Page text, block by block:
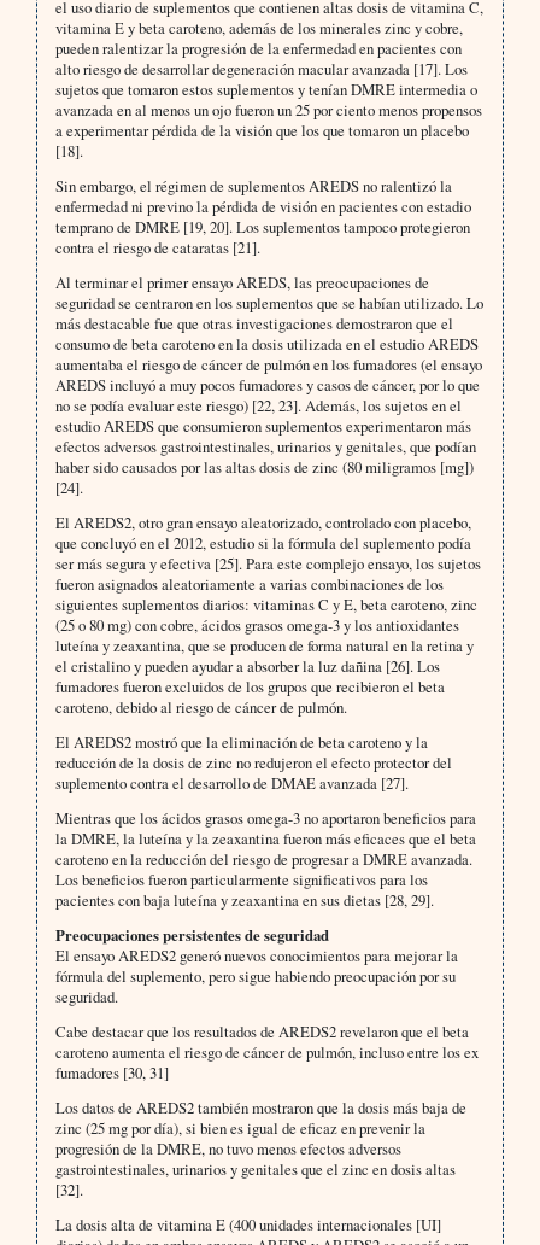
el uso diario de suplementos que contienen altas dosis de vitamina C,
vitamina E y beta caroteno, además de los minerales zinc y cobre,
pueden ralentizar la progresión de la enfermedad en pacientes con
alto riesgo de desarrollar degeneración macular avanzada [17]. Los
sujetos que tomaron estos suplementos y tenían DMRE intermedia o
avanzada en al menos un ojo fueron un 25 por ciento menos propensos
a experimentar pérdida de la visión que los que tomaron un placebo
[18].
Sin embargo, el régimen de suplementos AREDS no ralentizó la
enfermedad ni previno la pérdida de visión en pacientes con estadio
temprano de DMRE [19, 20]. Los suplementos tampoco protegieron
contra el riesgo de cataratas [21].
Al terminar el primer ensayo AREDS, las preocupaciones de
seguridad se centraron en los suplementos que se habían utilizado. Lo
más destacable fue que otras investigaciones demostraron que el
consumo de beta caroteno en la dosis utilizada en el estudio AREDS
aumentaba el riesgo de cáncer de pulmón en los fumadores (el ensayo
AREDS incluyó a muy pocos fumadores y casos de cáncer, por lo que
no se podía evaluar este riesgo) [22, 23]. Además, los sujetos en el
estudio AREDS que consumieron suplementos experimentaron más
efectos adversos gastrointestinales, urinarios y genitales, que podían
haber sido causados por las altas dosis de zinc (80 miligramos [mg])
[24].
El AREDS2, otro gran ensayo aleatorizado, controlado con placebo,
que concluyó en el 2012, estudio si la fórmula del suplemento podía
ser más segura y efectiva [25]. Para este complejo ensayo, los sujetos
fueron asignados aleatoriamente a varias combinaciones de los
siguientes suplementos diarios: vitaminas C y E, beta caroteno, zinc
(25 o 80 mg) con cobre, ácidos grasos omega-3 y los antioxidantes
luteína y zeaxantina, que se producen de forma natural en la retina y
el cristalino y pueden ayudar a absorber la luz dañina [26]. Los
fumadores fueron excluidos de los grupos que recibieron el beta
caroteno, debido al riesgo de cáncer de pulmón.
El AREDS2 mostró que la eliminación de beta caroteno y la
reducción de la dosis de zinc no redujeron el efecto protector del
suplemento contra el desarrollo de DMAE avanzada [27].
Mientras que los ácidos grasos omega-3 no aportaron beneficios para
la DMRE, la luteína y la zeaxantina fueron más eficaces que el beta
caroteno en la reducción del riesgo de progresar a DMRE avanzada.
Los beneficios fueron particularmente significativos para los
pacientes con baja luteína y zeaxantina en sus dietas [28, 29].
Preocupaciones persistentes de seguridad
El ensayo AREDS2 generó nuevos conocimientos para mejorar la
fórmula del suplemento, pero sigue habiendo preocupación por su
seguridad.
Cabe destacar que los resultados de AREDS2 revelaron que el beta
caroteno aumenta el riesgo de cáncer de pulmón, incluso entre los ex
fumadores [30, 31]
Los datos de AREDS2 también mostraron que la dosis más baja de
zinc (25 mg por día), si bien es igual de eficaz en prevenir la
progresión de la DMRE, no tuvo menos efectos adversos
gastrointestinales, urinarios y genitales que el zinc en dosis altas
[32].
La dosis alta de vitamina E (400 unidades internacionales [UI]